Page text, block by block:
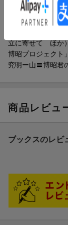
／山〓博昭君と
博昭の意志を永
立に寄せて ほか
博昭プロジェクト
究明ー山〓博昭君
商品レビュ
ブックスのレビ